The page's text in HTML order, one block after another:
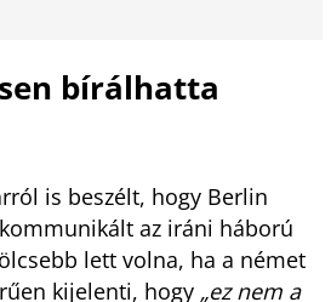
bírálhatta
is beszélt, hogy Berlin
az iráni háború
lett volna, ha a német
kijelenti, hogy „ez nem a